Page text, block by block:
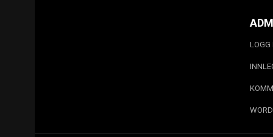
LOGG